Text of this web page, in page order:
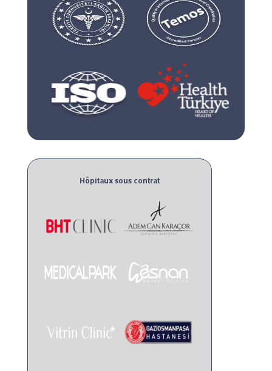
Hôpitaux sous contrat